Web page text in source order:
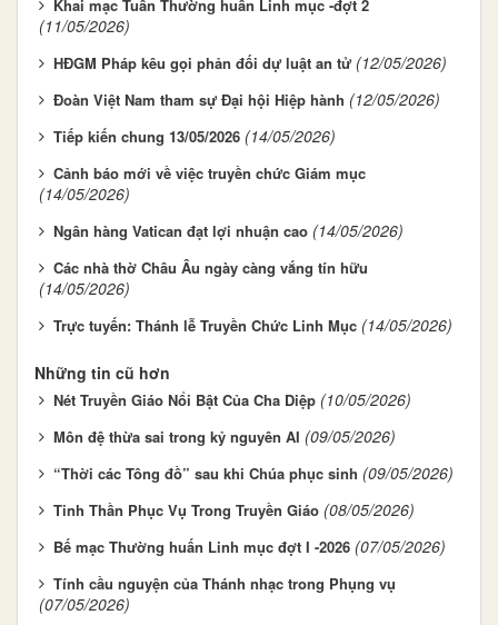
Khai mạc Tuần Thường huấn Linh mục -đợt 2
(11/05/2026)
HĐGM Pháp kêu gọi phản đối dự luật an tử (12/05/2026)
Đoàn Việt Nam tham sự Đại hội Hiệp hành (12/05/2026)
Tiếp kiến chung 13/05/2026 (14/05/2026)
Cảnh báo mới về việc truyền chức Giám mục
(14/05/2026)
Ngân hàng Vatican đạt lợi nhuận cao (14/05/2026)
Các nhà thờ Châu Âu ngày càng vắng tín hữu
(14/05/2026)
Trực tuyến: Thánh lễ Truyền Chức Linh Mục (14/05/2026)
Những tin cũ hơn
Nét Truyền Giáo Nổi Bật Của Cha Diệp (10/05/2026)
Môn đệ thừa sai trong kỷ nguyên AI (09/05/2026)
“Thời các Tông đồ” sau khi Chúa phục sinh (09/05/2026)
Tinh Thần Phục Vụ Trong Truyền Giáo (08/05/2026)
Bế mạc Thường huấn Linh mục đợt I -2026 (07/05/2026)
Tính cầu nguyện của Thánh nhạc trong Phụng vụ
(07/05/2026)